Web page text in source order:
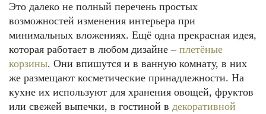
Это далеко не полный перечень простых
возможностей изменения интерьера при
минимальных вложениях. Ещё одна прекрасная идея,
которая работает в любом дизайне – плетёные
корзины. Они впишутся и в ванную комнату, в них
же размещают косметические принадлежности. На
кухне их используют для хранения овощей, фруктов
или свежей выпечки, в гостиной в декоративной